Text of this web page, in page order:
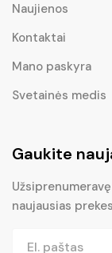
Naujienos
Kontaktai
Mano paskyra
Svetainės medis
Gaukite
naujausias